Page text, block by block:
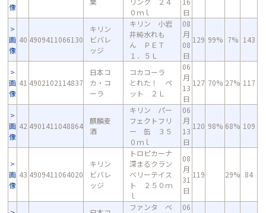
像
０ｍｌ
日
画
像
40 4909411066130
キリン
ビバレ
ッジ
キリン 小岩
井純水れも
ん ＰＥＴ
１．５Ｌ
08
月
08
日
129 99% 7% 143
画
像
41 4902102114837
日本コ
カ・コ
ーラ
コカコーラ
とれた！ ペ
ット ２Ｌ
06
月
13
日
127 70% 27% 117
画
像
42 4901411048864
麒麟麦
酒
キリン パー
フェクトフリ
ー 缶 ３５
０ｍｌ
06
月
13
日
120 98% 68% 109
画
像
43 4909411064020
キリン
ビバレ
ッジ
トロピカーナ
深まるクラン
ベリーテイス
ト ２５０ｍ
ｌ
08
月
31
日
119 29% 84
ファンタ ベ
06